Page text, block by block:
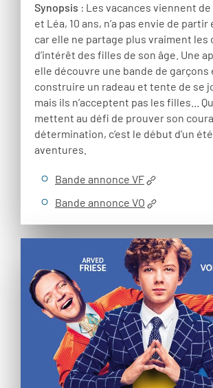
Synopsis : Les vacances viennent
et Léa, 10 ans, n’a pas envie de
car elle ne partage plus vraiment les
d’intérêt des filles de son âge. Une
elle découvre une bande de garçons
construire un radeau et tente de se
mais ils n’acceptent pas les filles...
mettent au défi de prouver son
détermination, c’est le début d’un
aventures.
Bande annonce VF
Bande annonce VO